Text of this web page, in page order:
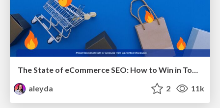
The State of eCommerce SEO: How to Win in Today's Products SERPs - #SEOweek
aleyda
2 11k